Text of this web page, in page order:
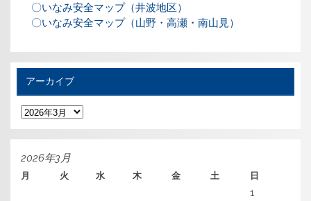
〇いなみ安全マップ（井波地区）
〇いなみ安全マップ（山野・高瀬・南山見）
アーカイブ
ア
ー
カ
イ
2026年3月
月 火 水 木 金 土 日
1